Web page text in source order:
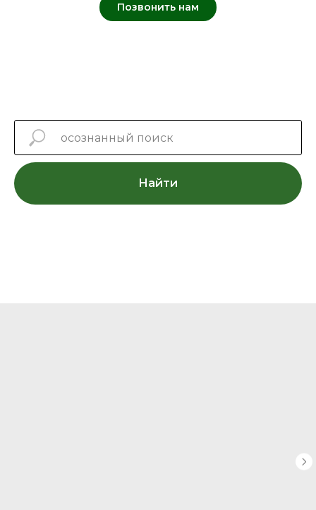
Позвонить нам
Найти